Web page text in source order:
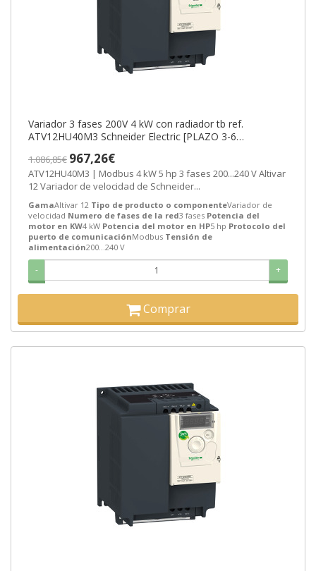
Variador 3 fases 200V 4 kW con radiador tb ref.
ATV12HU40M3 Schneider Electric [PLAZO 3-6
1.086,85€ 967,26€
ATV12HU40M3 | Modbus 4 kW 5 hp 3 fases 200...240 V Altivar
12 Variador de velocidad de Schneider...
GamaAltivar 12 Tipo de producto o componenteVariador de
velocidad Numero de fases de la red3 fases Potencia del
motor en KW4 kW Potencia del motor en HP5 hp Protocolo del
puerto de comunicaciónModbus Tensión de
alimentación200...240 V
- +
Comprar